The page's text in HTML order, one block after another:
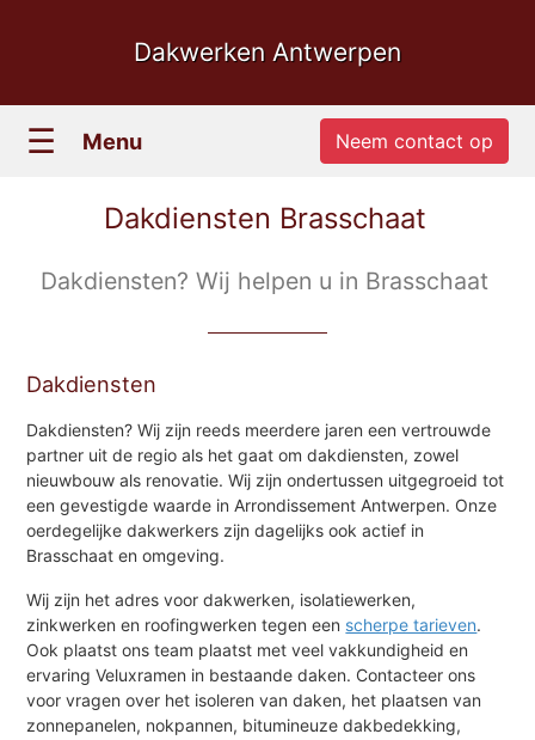
Dakwerken Antwerpen
☰ Menu Neem contact op
Dakdiensten Brasschaat
Dakdiensten? Wij helpen u in Brasschaat
Dakdiensten
Dakdiensten? Wij zijn reeds meerdere jaren een vertrouwde
partner uit de regio als het gaat om dakdiensten, zowel
nieuwbouw als renovatie. Wij zijn ondertussen uitgegroeid tot
een gevestigde waarde in Arrondissement Antwerpen. Onze
oerdegelijke dakwerkers zijn dagelijks ook actief in
Brasschaat en omgeving.
Wij zijn het adres voor dakwerken, isolatiewerken,
zinkwerken en roofingwerken tegen een scherpe tarieven.
Ook plaatst ons team plaatst met veel vakkundigheid en
ervaring Veluxramen in bestaande daken. Contacteer ons
voor vragen over het isoleren van daken, het plaatsen van
zonnepanelen, nokpannen, bitumineuze dakbedekking,